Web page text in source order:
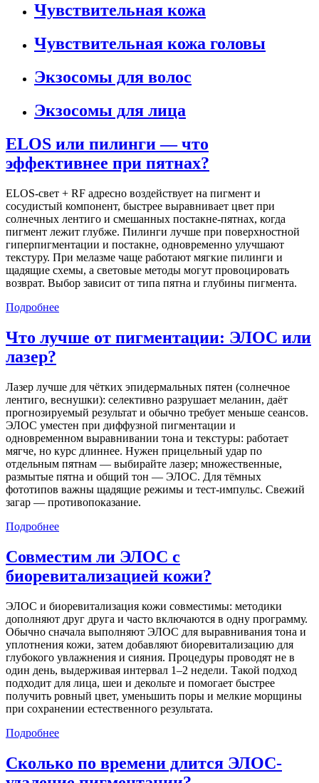
Чувствительная кожа
Чувствительная кожа головы
Экзосомы для волос
Экзосомы для лица
ELOS или пилинги — что
эффективнее при пятнах?
ELOS‑свет + RF адресно воздействует на пигмент и
сосудистый компонент, быстрее выравнивает цвет при
солнечных лентиго и смешанных постакне‑пятнах, когда
пигмент лежит глубже. Пилинги лучше при поверхностной
гиперпигментации и постакне, одновременно улучшают
текстуру. При мелазме чаще работают мягкие пилинги и
щадящие схемы, а световые методы могут провоцировать
возврат. Выбор зависит от типа пятна и глубины пигмента.
Подробнее
Что лучше от пигментации: ЭЛОС или
лазер?
Лазер лучше для чётких эпидермальных пятен (солнечное
лентиго, веснушки): селективно разрушает меланин, даёт
прогнозируемый результат и обычно требует меньше сеансов.
ЭЛОС уместен при диффузной пигментации и
одновременном выравнивании тона и текстуры: работает
мягче, но курс длиннее. Нужен прицельный удар по
отдельным пятнам — выбирайте лазер; множественные,
размытые пятна и общий тон — ЭЛОС. Для тёмных
фототипов важны щадящие режимы и тест‑импульс. Свежий
загар — противопоказание.
Подробнее
Совместим ли ЭЛОС с
биоревитализацией кожи?
ЭЛОС и биоревитализация кожи совместимы: методики
дополняют друг друга и часто включаются в одну программу.
Обычно сначала выполняют ЭЛОС для выравнивания тона и
уплотнения кожи, затем добавляют биоревитализацию для
глубокого увлажнения и сияния. Процедуры проводят не в
один день, выдерживая интервал 1–2 недели. Такой подход
подходит для лица, шеи и декольте и помогает быстрее
получить ровный цвет, уменьшить поры и мелкие морщины
при сохранении естественного результата.
Подробнее
Сколько по времени длится ЭЛОС-